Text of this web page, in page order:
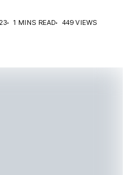
1 MINS READ 449 VIEWS